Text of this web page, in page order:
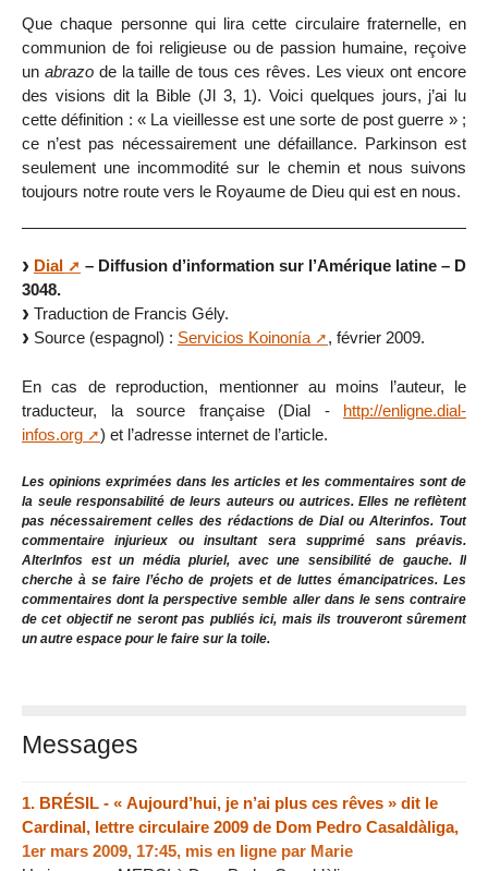
Que chaque personne qui lira cette circulaire fraternelle, en
communion de foi religieuse ou de passion humaine, reçoive
un abrazode la taille de tous ces rêves. Les vieux ont encore
des visions dit la Bible (Jl 3, 1). Voici quelques jours, j’ai lu
cette définition : « La vieillesse est une sorte de post guerre » ;
ce n’est pas nécessairement une défaillance. Parkinson est
seulement une incommodité sur le chemin et nous suivons
toujours notre route vers le Royaume de Dieu qui est en nous.
Dial
– Diffusion d’information sur l’Amérique latine – D
3048.
Traduction de Francis Gély.
Source (espagnol) : Servicios Koinonía , février 2009.
En cas de reproduction, mentionner au moins l’auteur, le
traducteur, la source française (Dial - http://enligne.dial-
infos.org
) et l’adresse internet de l’article.
Les opinions exprimées dans les articles et les commentaires sont de
la seule responsabilité de leurs auteurs ou autrices. Elles ne reflètent
pas nécessairement celles des rédactions de Dial ou Alterinfos. Tout
commentaire injurieux ou insultant sera supprimé sans préavis.
AlterInfos est un média pluriel, avec une sensibilité de gauche. Il
cherche à se faire l’écho de projets et de luttes émancipatrices. Les
commentaires dont la perspective semble aller dans le sens contraire
de cet objectif ne seront pas publiés ici, mais ils trouveront sûrement
un autre espace pour le faire sur la toile.
Messages
1. BRÉSIL - « Aujourd’hui, je n’ai plus ces rêves » dit le
Cardinal, lettre circulaire 2009 de Dom Pedro Casaldàliga,
1er mars 2009, 17:45, mis en ligne par Marie